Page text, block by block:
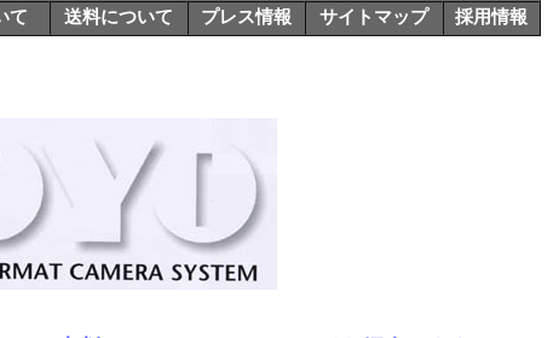
て 送料について プレス情報 サイトマップ 採用情報